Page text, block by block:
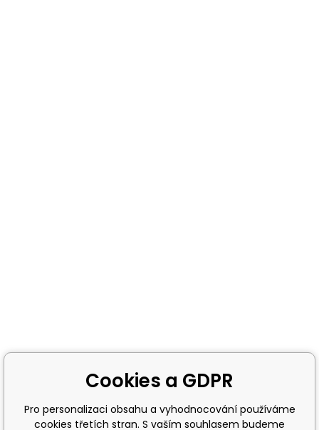
Cookies a GDPR
Pro personalizaci obsahu a vyhodnocování používáme
cookies třetích stran. S vaším souhlasem budeme